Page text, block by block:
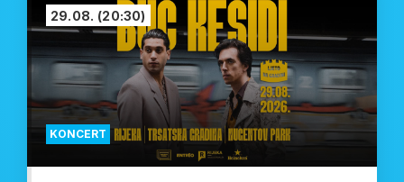
KONCERT
29.08. (20:30)